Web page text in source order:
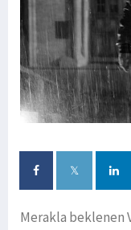
Merakla beklenen